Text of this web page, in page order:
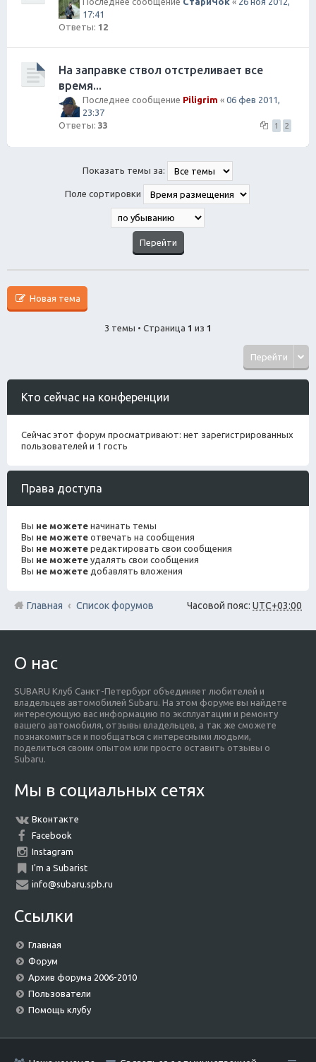
17:41
Ответы: 12
На заправке ствол отстреливает все
время...
Последнее сообщение Piligrim « 06 фев 2011,
23:37
Ответы: 33 1 2
Показать темы за:
Поле сортировки
Новая тема
3 темы • Страница 1 из 1
Перейти
Кто сейчас на конференции
Сейчас этот форум просматривают: нет зарегистрированных
пользователей и 1 гость
Права доступа
Вы не можете начинать темы
Вы не можете отвечать на сообщения
Вы не можете редактировать свои сообщения
Вы не можете удалять свои сообщения
Вы не можете добавлять вложения
Часовой пояс: UTC+03:00
Главная Список форумов
О нас
SUBARU Клуб Санкт-Петербург объединяет любителей и
владельцев автомобилей Subaru. На этом форуме вы найдете
интересующую вас информацию по эксплуатации и ремонту
вашего автомобиля, отзывы владельцев, а так же сможете
познакомиться и пообщаться с интересными людьми,
поделиться своим опытом или просто оставить отзывы о
Subaru.
Мы в социальных сетях
Вконтакте
Facebook
Instagram
I'm a Subarist
info@subaru.spb.ru
Ссылки
Главная
Форум
Архив форума 2006-2010
Пользователи
Помощь клубу